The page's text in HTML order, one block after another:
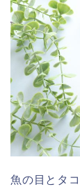
魚の目とタ